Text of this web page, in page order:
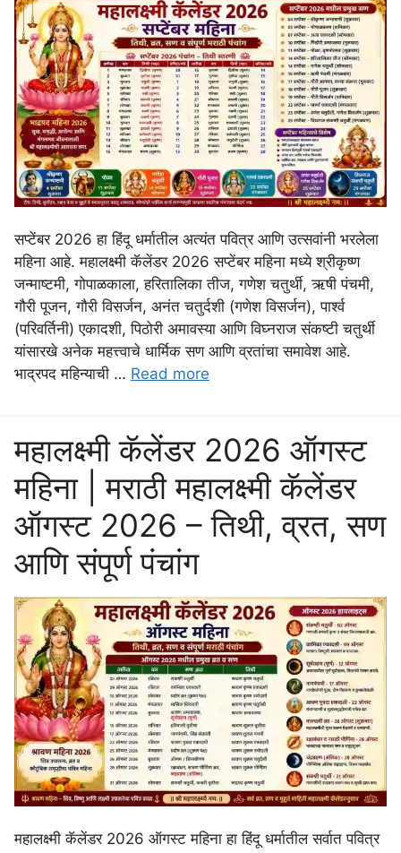
सप्टेंबर 2026 हा हिंदू धर्मातील अत्यंत पवित्र आणि उत्सवांनी भरलेला
महिना आहे. महालक्ष्मी कॅलेंडर 2026 सप्टेंबर महिना मध्ये श्रीकृष्ण
जन्माष्टमी, गोपाळकाला, हरितालिका तीज, गणेश चतुर्थी, ऋषी पंचमी,
गौरी पूजन, गौरी विसर्जन, अनंत चतुर्दशी (गणेश विसर्जन), पार्श्व
(परिवर्तिनी) एकादशी, पिठोरी अमावस्या आणि विघ्नराज संकष्टी चतुर्थी
यांसारखे अनेक महत्त्वाचे धार्मिक सण आणि व्रतांचा समावेश आहे.
भाद्रपद महिन्याची … Read more
महालक्ष्मी कॅलेंडर 2026 ऑगस्ट
महिना | मराठी महालक्ष्मी कॅलेंडर
ऑगस्ट 2026 – तिथी, व्रत, सण
आणि संपूर्ण पंचांग
महालक्ष्मी कॅलेंडर 2026 ऑगस्ट महिना हा हिंदू धर्मातील सर्वात पवित्र